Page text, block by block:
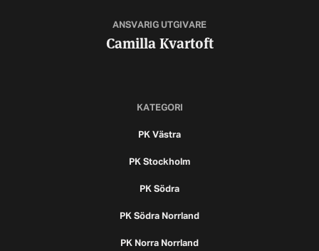
ANSVARIG UTGIVARE
Camilla Kvartoft
KATEGORI
PK Västra
PK Stockholm
PK Södra
PK Södra Norrland
PK Norra Norrland